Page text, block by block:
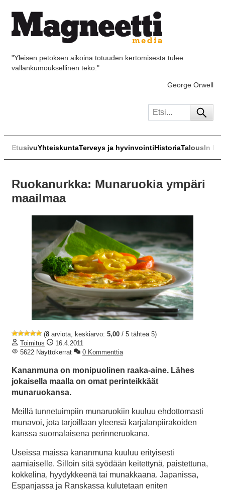
"Yleisen petoksen aikoina totuuden kertomisesta tulee
vallankumouksellinen teko."
George Orwell
EtusivuYhteiskuntaTerveys ja hyvinvointiHistoriaTalousIn
Ruokanurkka: Munaruokia ympäri
maailmaa
(8 arviota, keskiarvo: 5,00 / 5 tähteä 5)
Toimitus
16.4.2011
5622 Näyttökerrat
0 Kommenttia
Kananmuna on monipuolinen raaka-aine. Lähes
jokaisella maalla on omat perinteikkäät
munaruokansa.
Meillä tunnetuimpiin munaruokiin kuuluu ehdottomasti
munavoi, jota tarjoillaan yleensä karjalanpiirakoiden
kanssa suomalaisena perinneruokana.
Useissa maissa kananmuna kuuluu erityisesti
aamiaiselle. Silloin sitä syödään keitettynä, paistettuna,
kokkelina, hyydykkeenä tai munakkaana. Japanissa,
Espanjassa ja Ranskassa kulutetaan eniten